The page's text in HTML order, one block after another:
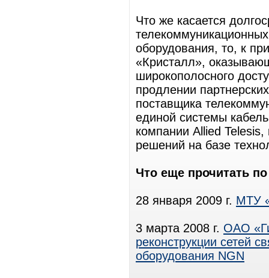
Что же касается
оборудования, то, к
«Кристалл»,
широкополосного
продлении
поставщика
единой системы
компании Allied Telesis,
решений на базе
Что еще прочитать
28 января 2009 г. МТУ
3 марта 2008 г. ОАО
реконструкции сетей
оборудования NGN